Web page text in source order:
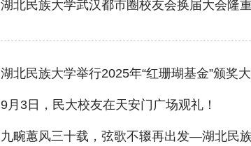
湖北民族大学武汉都市圈校友会换届大会隆
湖北民族大学举行2025年“红珊瑚基金”颁奖
9月3日，民大校友在天安门广场观礼！
九畹蕙风三十载，弦歌不辍再出发—湖北民